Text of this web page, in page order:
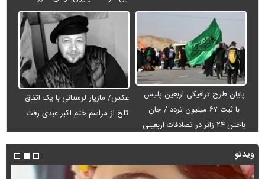
پایان طرح ترافیکی اربعین پلیس
با ثبت ۶۷ میلیون تردد / جان
باختن ۲۴ زائر در تصادفات اربعینی
عکس/ مازیار لرستانی با یک اتفاق
تلخ از مراسم ختم اکبر عبدی رفت
ویدئو